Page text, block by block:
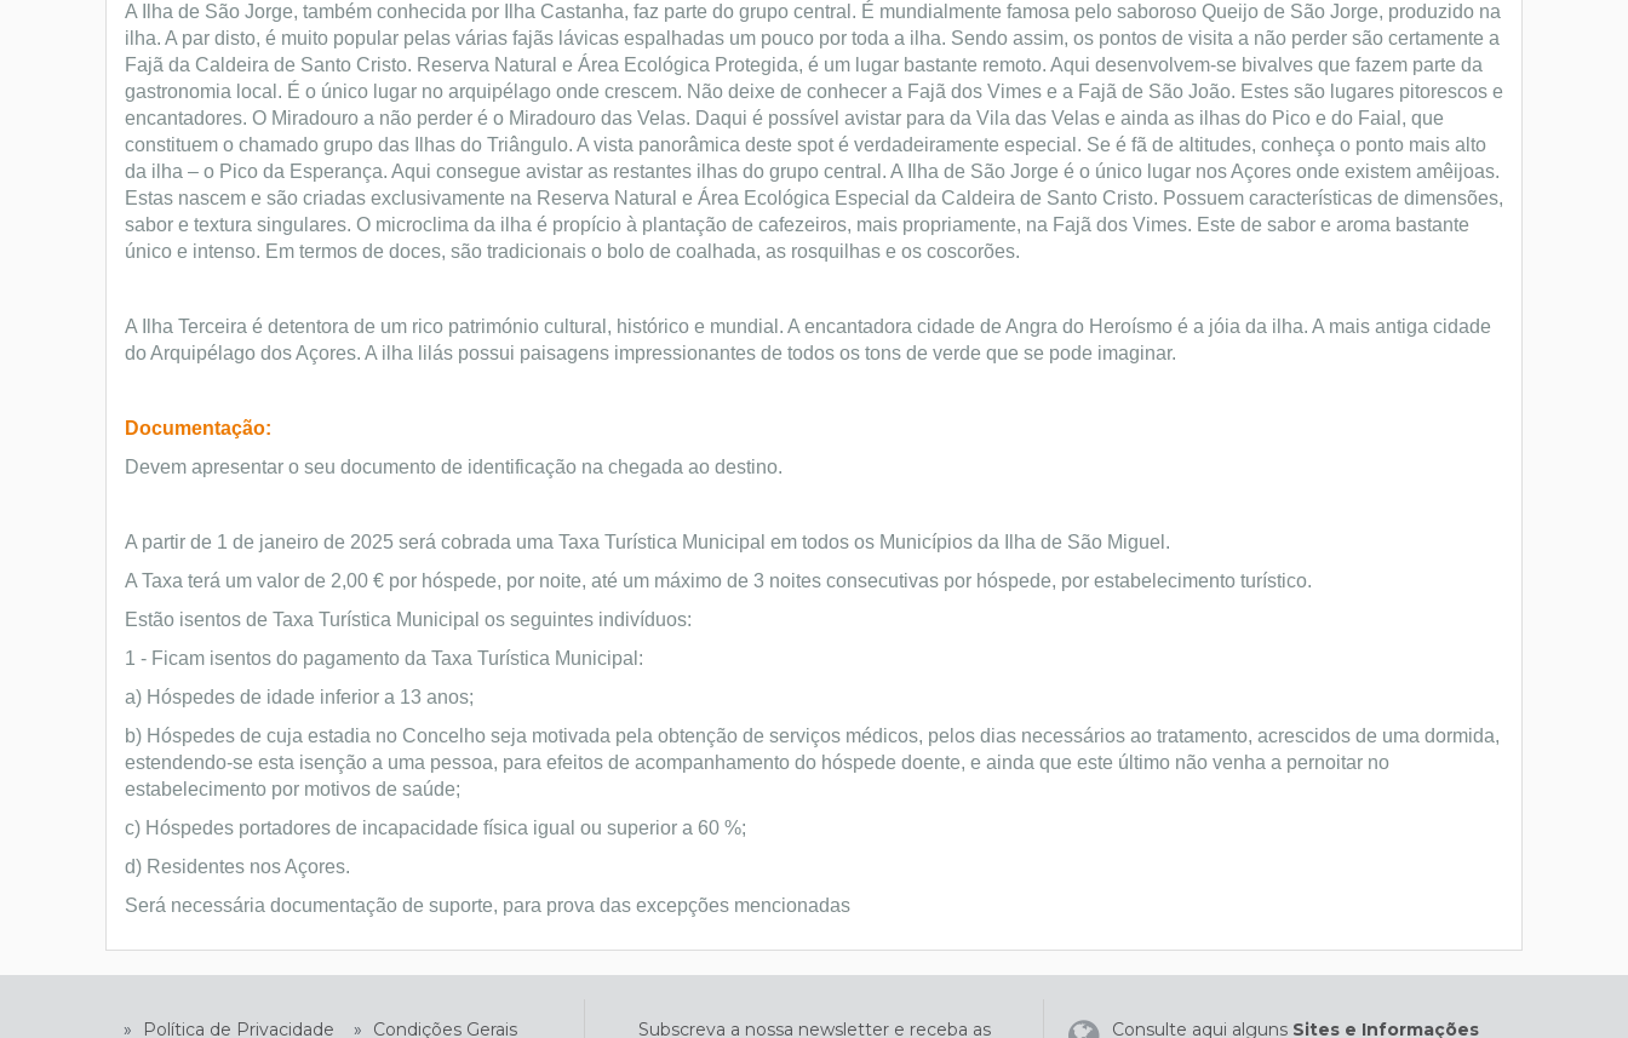
A Ilha de São Jorge, também conhecida por Ilha Castanha, faz parte do grupo central. É mundialmente famosa pelo saboroso Queijo de São Jorge, produzido na
ilha. A par disto, é muito popular pelas várias fajãs lávicas espalhadas um pouco por toda a ilha. Sendo assim, os pontos de visita a não perder são certamente a
Fajã da Caldeira de Santo Cristo. Reserva Natural e Área Ecológica Protegida, é um lugar bastante remoto. Aqui desenvolvem-se bivalves que fazem parte da
gastronomia local. É o único lugar no arquipélago onde crescem. Não deixe de conhecer a Fajã dos Vimes e a Fajã de São João. Estes são lugares pitorescos e
encantadores. O Miradouro a não perder é o Miradouro das Velas. Daqui é possível avistar para da Vila das Velas e ainda as ilhas do Pico e do Faial, que
constituem o chamado grupo das Ilhas do Triângulo. A vista panorâmica deste spot é verdadeiramente especial. Se é fã de altitudes, conheça o ponto mais alto
da ilha – o Pico da Esperança. Aqui consegue avistar as restantes ilhas do grupo central. A Ilha de São Jorge é o único lugar nos Açores onde existem amêijoas.
Estas nascem e são criadas exclusivamente na Reserva Natural e Área Ecológica Especial da Caldeira de Santo Cristo. Possuem características de dimensões,
sabor e textura singulares. O microclima da ilha é propício à plantação de cafezeiros, mais propriamente, na Fajã dos Vimes. Este de sabor e aroma bastante
único e intenso. Em termos de doces, são tradicionais o bolo de coalhada, as rosquilhas e os coscorões.
A Ilha Terceira é detentora de um rico património cultural, histórico e mundial. A encantadora cidade de Angra do Heroísmo é a jóia da ilha. A mais antiga cidade
do Arquipélago dos Açores. A ilha lilás possui paisagens impressionantes de todos os tons de verde que se pode imaginar.
Documentação:
Devem apresentar o seu documento de identificação na chegada ao destino.
A partir de 1 de janeiro de 2025 será cobrada uma Taxa Turística Municipal em todos os Municípios da Ilha de São Miguel.
A Taxa terá um valor de 2,00 € por hóspede, por noite, até um máximo de 3 noites consecutivas por hóspede, por estabelecimento turístico.
Estão isentos de Taxa Turística Municipal os seguintes indivíduos:
1 - Ficam isentos do pagamento da Taxa Turística Municipal:
a) Hóspedes de idade inferior a 13 anos;
b) Hóspedes de cuja estadia no Concelho seja motivada pela obtenção de serviços médicos, pelos dias necessários ao tratamento, acrescidos de uma dormida,
estendendo-se esta isenção a uma pessoa, para efeitos de acompanhamento do hóspede doente, e ainda que este último não venha a pernoitar no
estabelecimento por motivos de saúde;
c) Hóspedes portadores de incapacidade física igual ou superior a 60 %;
d) Residentes nos Açores.
Será necessária documentação de suporte, para prova das excepções mencionadas
» Política de Privacidade » Condições Gerais Subscreva a nossa newsletter e receba as Consulte aqui alguns Sites e Informações